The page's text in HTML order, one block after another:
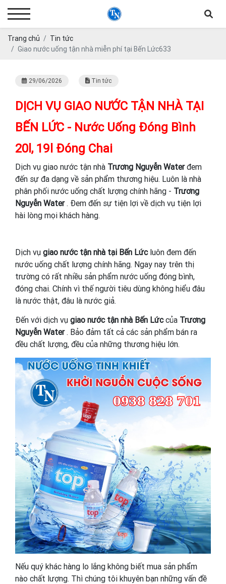
Trang chủ
Tin tức
Giao nước uống tận nhà miễn phí tại Bến Lức633
29/06/2026 Tin tức
DỊCH VỤ GIAO NƯỚC TẬN NHÀ TẠI
BẾN LỨC - Nước Uống Đóng Bình
20l, 19l Đóng Chai
Dịch vụ giao nước tận nhà Trương Nguyễn Waterđem
đến sự đa dạng về sản phẩm thương hiệu. Luôn là nhà
phân phối nước uống chất lượng chính hãng - Trương
Nguyễn Water. Đem đến sự tiện lợi về dịch vụ tiện lợi
hài lòng mọi khách hàng.
Dịch vụ giao nước tận nhà tại Bến Lứcluôn đem đến
nước uống chất lượng chính hãng. Ngay nay trên thị
trường có rất nhiều sản phẩm nước uống đóng bình,
đóng chai. Chính vì thế người tiêu dùng không hiểu đâu
là nước thật, đâu là nước giả.
Đến với dịch vụ giao nước tận nhà Bến Lứccủa Trương
Nguyễn Water. Bảo đảm tất cả các sản phẩm bán ra
đều chất lượng, đều của những thương hiệu lớn.
Nếu quý khác hàng lo lắng không biết mua sản phẩm
nào chất lượng. Thì chúng tôi khuyên bạn những vấn đề